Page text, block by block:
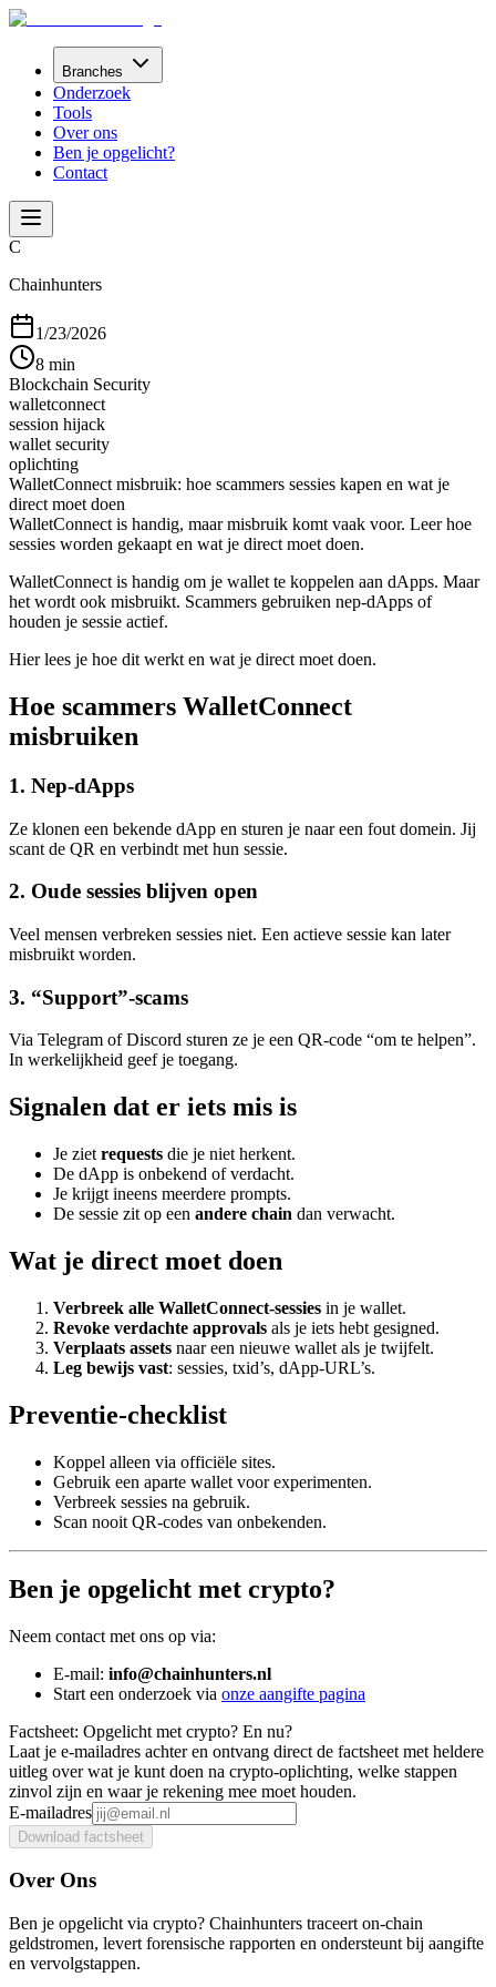
Branches
Onderzoek
Tools
Over ons
Ben je opgelicht?
Contact
C
Chainhunters
1/23/2026
8 min
Blockchain Security
walletconnect
session hijack
wallet security
oplichting
WalletConnect misbruik: hoe scammers sessies kapen en wat je
direct moet doen
WalletConnect is handig, maar misbruik komt vaak voor. Leer hoe
sessies worden gekaapt en wat je direct moet doen.
WalletConnect is handig om je wallet te koppelen aan dApps. Maar
het wordt ook misbruikt. Scammers gebruiken nep-dApps of
houden je sessie actief.
Hier lees je hoe dit werkt en wat je direct moet doen.
Hoe scammers WalletConnect
misbruiken
1. Nep-dApps
Ze klonen een bekende dApp en sturen je naar een fout domein. Jij
scant de QR en verbindt met hun sessie.
2. Oude sessies blijven open
Veel mensen verbreken sessies niet. Een actieve sessie kan later
misbruikt worden.
3. “Support”-scams
Via Telegram of Discord sturen ze je een QR-code “om te helpen”.
In werkelijkheid geef je toegang.
Signalen dat er iets mis is
Je ziet requests die je niet herkent.
De dApp is onbekend of verdacht.
Je krijgt ineens meerdere prompts.
De sessie zit op een andere chain dan verwacht.
Wat je direct moet doen
Verbreek alle WalletConnect-sessies in je wallet.
Revoke verdachte approvals als je iets hebt gesigned.
Verplaats assets naar een nieuwe wallet als je twijfelt.
Leg bewijs vast: sessies, txid’s, dApp-URL’s.
Preventie-checklist
Koppel alleen via officiële sites.
Gebruik een aparte wallet voor experimenten.
Verbreek sessies na gebruik.
Scan nooit QR-codes van onbekenden.
Ben je opgelicht met crypto?
Neem contact met ons op via:
E-mail: info@chainhunters.nl
Start een onderzoek via onze aangifte pagina
Factsheet: Opgelicht met crypto? En nu?
Laat je e-mailadres achter en ontvang direct de factsheet met heldere
uitleg over wat je kunt doen na crypto-oplichting, welke stappen
zinvol zijn en waar je rekening mee moet houden.
E-mailadres
Download factsheet
Over Ons
Ben je opgelicht via crypto? Chainhunters traceert on-chain
geldstromen, levert forensische rapporten en ondersteunt bij aangifte
en vervolgstappen.